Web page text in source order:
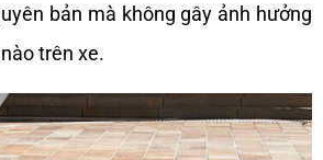
bản mà không gây ảnh hưởng
trên xe.